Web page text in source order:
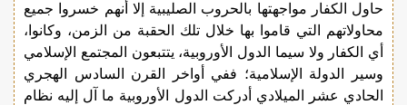
حاول الكفار مواجهتها بالحروب الصليبية إلا أنهم خسروا جميع
محاولاتهم التي قاموا بها خلال تلك الحقبة من الزمن، وكانوا،
أي الكفار ولا سيما الدول الأوروبية، يتتبعون المجتمع الإسلامي
وسير الدولة الإسلامية؛ ففي أواخر القرن السادس الهجري
الحادي عشر الميلادي أدركت الدول الأوروبية ما آل إليه نظام